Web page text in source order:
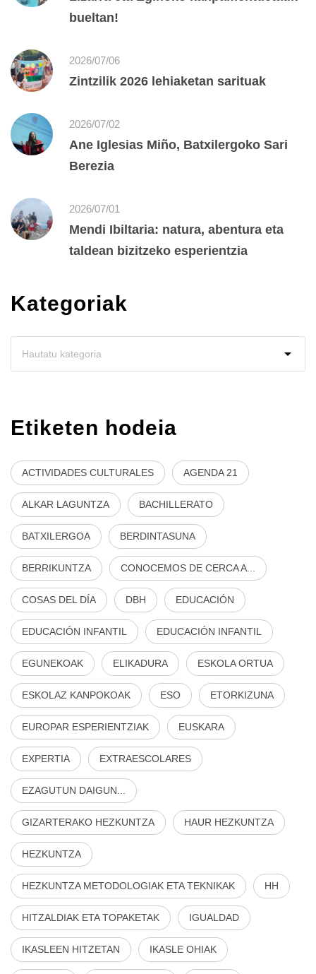
bueltan!
2026/07/06
Zintzilik 2026 lehiaketan sarituak
2026/07/02
Ane Iglesias Miño, Batxilergoko Sari
Berezia
2026/07/01
Mendi Ibiltaria: natura, abentura eta
taldean bizitzeko esperientzia
Kategoriak
Etiketen hodeia
ACTIVIDADES CULTURALES AGENDA 21
ALKAR LAGUNTZA BACHILLERATO
BATXILERGOA BERDINTASUNA
BERRIKUNTZA CONOCEMOS DE CERCA A...
COSAS DEL DÍA DBH EDUCACIÓN
EDUCACIÓN INFANTIL EDUCACIÓN INFANTIL
EGUNEKOAK ELIKADURA ESKOLA ORTUA
ESKOLAZ KANPOKOAK ESO ETORKIZUNA
EUROPAR ESPERIENTZIAK EUSKARA
EXPERTIA EXTRAESCOLARES
EZAGUTUN DAIGUN...
GIZARTERAKO HEZKUNTZA HAUR HEZKUNTZA
HEZKUNTZA
HEZKUNTZA METODOLOGIAK ETA TEKNIKAK HH
HITZALDIAK ETA TOPAKETAK IGUALDAD
IKASLEEN HITZETAN IKASLE OHIAK